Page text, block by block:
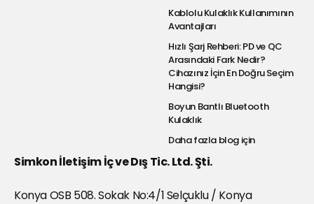
Kablolu Kulaklık Kullanımının
Avantajları
Hızlı Şarj Rehberi: PD ve QC
Arasındaki Fark Nedir?
Cihazınız İçin En Doğru Seçim
Hangisi?
Boyun Bantlı Bluetooth
Kulaklık
Daha fazla blog için
Simkon İletişim İç ve Dış Tic. Ltd. Şti.
Konya OSB 508. Sokak No:4/1 Selçuklu / Konya